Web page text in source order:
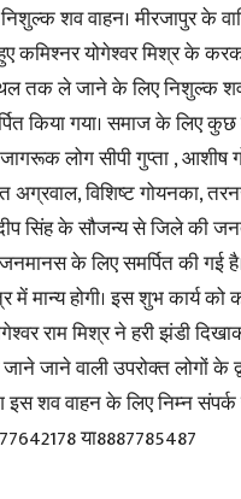
शव वाहन। मीरजापुर के
कमिश्नर योगेश्वर मिश्र के
तक ले जाने के लिए निशुल्क
किया गया। समाज के लिए
लोग सीपी गुप्ता , आशीष
अग्रवाल, विशिष्ट गोयनका,
सिंह के सौजन्य से जिले की
के लिए समर्पित की गई
में मान्य होगी। इस शुभ कार्य
राम मिश्र ने हरी झंडी
जाने वाली उपरोक्त लोगों के
शव वाहन के लिए निम्न
या8887785487